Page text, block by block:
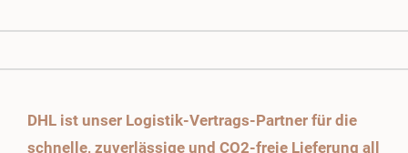
DHL ist unser Logistik-Vertrags-Partner für die
schnelle, zuverlässige und CO2-freie Lieferung all